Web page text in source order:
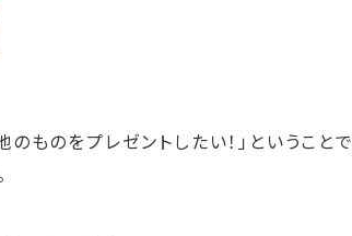
のをプレゼントしたい！」ということで